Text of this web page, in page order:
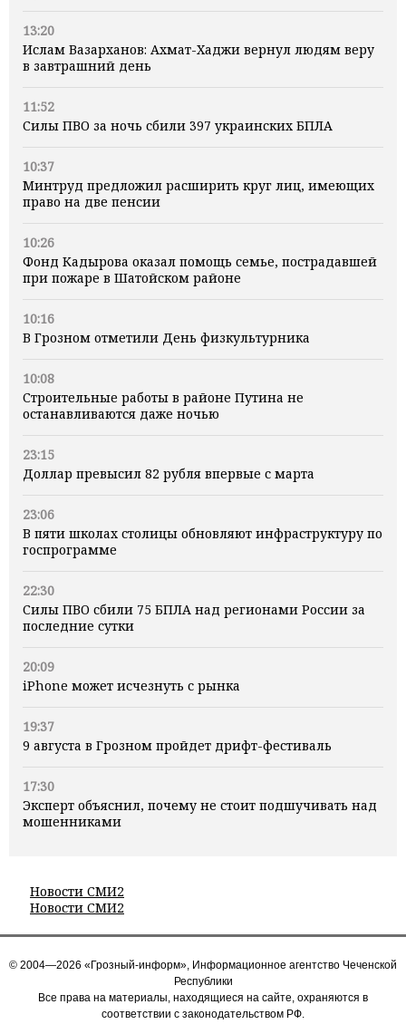
13:20
Ислам Вазарханов: Ахмат-Хаджи вернул людям веру
в завтрашний день
11:52
Силы ПВО за ночь сбили 397 украинских БПЛА
10:37
Минтруд предложил расширить круг лиц, имеющих
право на две пенсии
10:26
Фонд Кадырова оказал помощь семье, пострадавшей
при пожаре в Шатойском районе
10:16
В Грозном отметили День физкультурника
10:08
Строительные работы в районе Путина не
останавливаются даже ночью
23:15
Доллар превысил 82 рубля впервые с марта
23:06
В пяти школах столицы обновляют инфраструктуру по
госпрограмме
22:30
Силы ПВО сбили 75 БПЛА над регионами России за
последние сутки
20:09
iPhone может исчезнуть с рынка
19:37
9 августа в Грозном пройдет дрифт-фестиваль
17:30
Эксперт объяснил, почему не стоит подшучивать над
мошенниками
Новости СМИ2
Новости СМИ2
© 2004—2026 «Грозный-информ», Информационное агентство Чеченской
Республики
Все права на материалы, находящиеся на сайте, охраняются в
соответствии с законодательством РФ.